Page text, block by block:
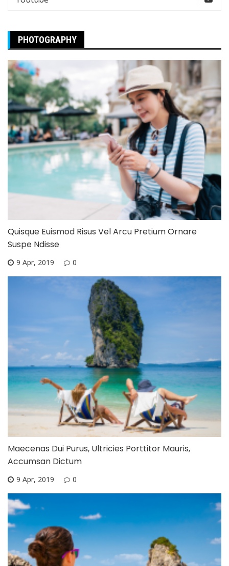
PHOTOGRAPHY
Quisque Euismod Risus Vel Arcu Pretium Ornare
Suspe Ndisse
9 Apr, 2019 0
Maecenas Dui Purus, Ultricies Porttitor Mauris,
Accumsan Dictum
9 Apr, 2019 0